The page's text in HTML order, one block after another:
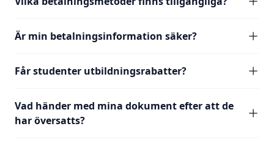
Är min betalningsinformation säker?
Får studenter utbildningsrabatter?
Vad händer med mina dokument efter att de
har översatts?